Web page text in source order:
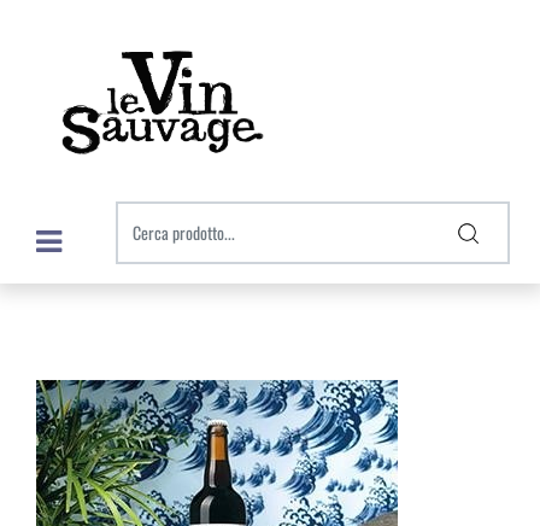
Open menu